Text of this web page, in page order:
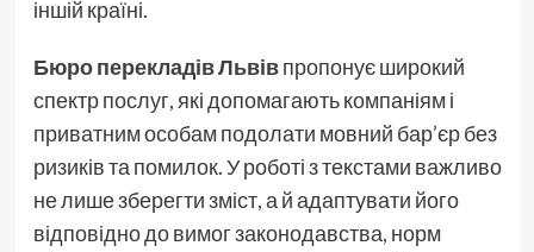
іншій країні.
Бюро перекладів Львівпропонує широкий
спектр послуг, які допомагають компаніям і
приватним особам подолати мовний бар’єр без
ризиків та помилок. У роботі з текстами важливо
не лише зберегти зміст, а й адаптувати його
відповідно до вимог законодавства, норм